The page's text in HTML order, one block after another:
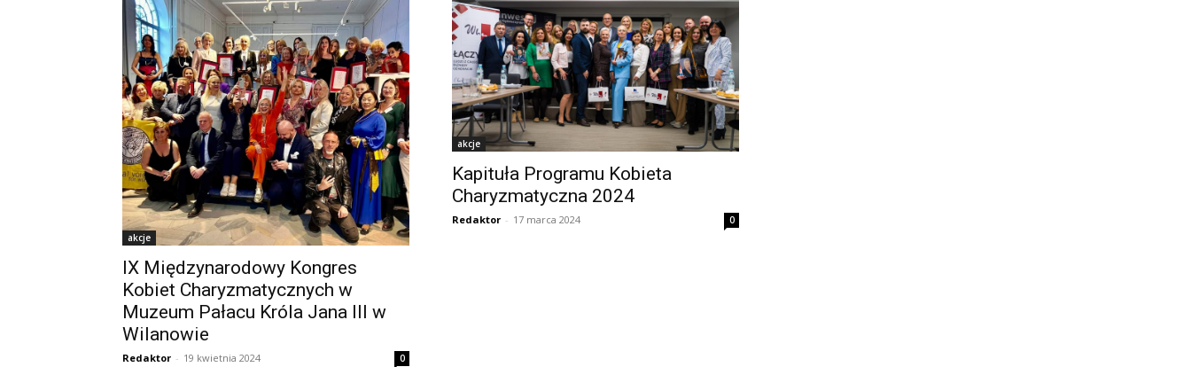
akcje
IX Międzynarodowy Kongres
Kobiet Charyzmatycznych w
Muzeum Pałacu Króla Jana III w
Wilanowie
Redaktor - 19 kwietnia 2024 0
akcje
Kapituła Programu Kobieta
Charyzmatyczna 2024
Redaktor - 17 marca 2024 0